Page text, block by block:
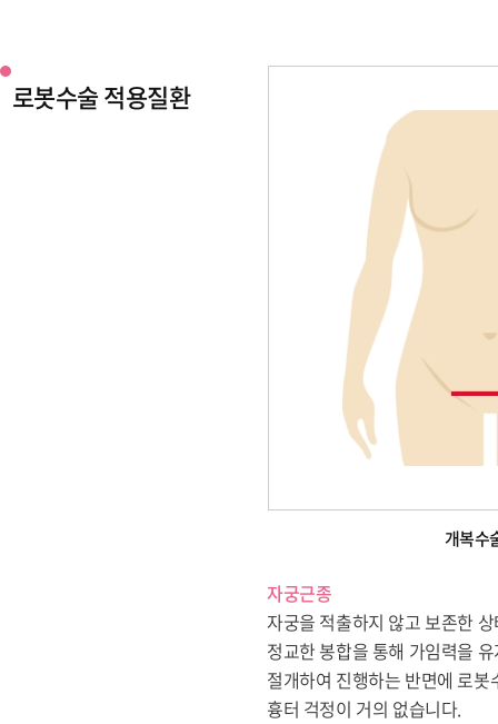
로봇수술 적용질환
개복수
자궁근종
자궁을 적출하지 않고 보존한
정교한 봉합을 통해 가임력을
절개하여 진행하는 반면에 로
흉터 걱정이 거의 없습니다.